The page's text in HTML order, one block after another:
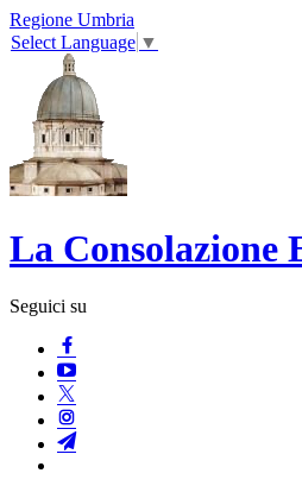
Regione Umbria
Select Language ▼
La Consolazione
Seguici su